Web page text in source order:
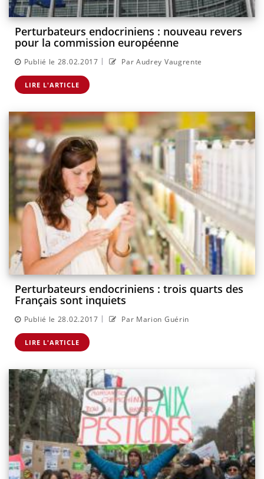
Perturbateurs endocriniens : nouveau revers
pour la commission européenne
Publié le 28.02.2017 | Par Audrey Vaugrente
LIRE L'ARTICLE
Perturbateurs endocriniens : trois quarts des
Français sont inquiets
Publié le 28.02.2017 | Par Marion Guérin
LIRE L'ARTICLE